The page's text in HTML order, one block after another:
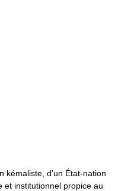
kémaliste, d’un État-nation
et institutionnel propice au